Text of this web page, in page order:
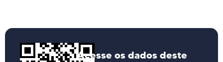
Acesse os dados deste